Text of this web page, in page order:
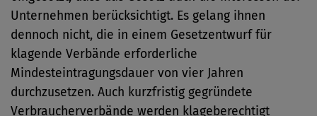
Unternehmen berücksichtigt. Es gelang ihnen
dennoch nicht, die in einem Gesetzentwurf für
klagende Verbände erforderliche
Mindesteintragungsdauer von vier Jahren
durchzusetzen. Auch kurzfristig gegründete
Verbraucherverbände werden klageberechtigt